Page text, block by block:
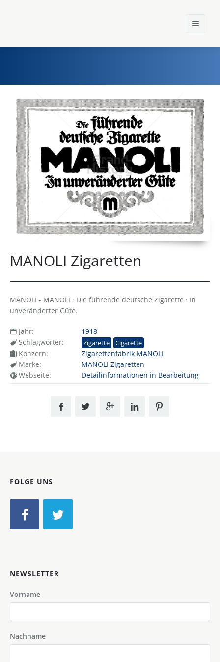
Home
Einst und Heute
Marken
Konzerne
Epoche
MANOLI Zigaretten
MANOLI - MANOLI · Die führende deutsche Zigarette · In
unveränderter Güte.
Jahr:
1918
Schlagwörter:
Zigarette Cigarette
Konzern:
Zigarettenfabrik MANOLI
Marke:
MANOLI Zigaretten
Webseite:
Detailinformationen in Bearbeitung
FOLGE UNS
NEWSLETTER
Vorname
Nachname